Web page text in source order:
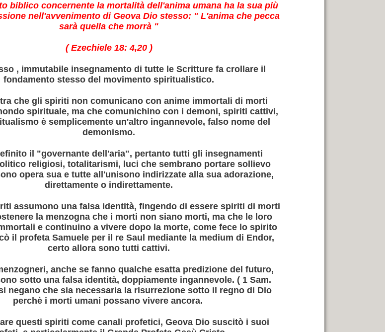
biblico concernente la mortalità dell'anima umana ha la sua più
nell'avvenimento di Geova Dio stesso: " L'anima che pecca
sarà quella che morrà "
( Ezechiele 18: 4,20 )
, immutabile insegnamento di tutte le Scritture fa crollare il
fondamento stesso del movimento spiritualistico.
che gli spiriti non comunicano con anime immortali di morti
spirituale, ma che comunichino con i demoni, spiriti cattivi,
è semplicemente un'altro ingannevole, falso nome del
demonismo.
il "governante dell'aria", pertanto tutti gli insegnamenti
religiosi, totalitarismi, luci che sembrano portare sollievo
opera sua e tutte all'unisono indirizzate alla sua adorazione,
direttamente o indirettamente.
assumono una falsa identità, fingendo di essere spiriti di morti
la menzogna che i morti non siano morti, ma che le loro
e continuino a vivere dopo la morte, come fece lo spirito
il profeta Samuele per il re Saul mediante la medium di Endor,
certo allora sono tutti cattivi.
anche se fanno qualche esatta predizione del futuro,
sotto una falsa identità, doppiamente ingannevole. ( 1 Sam.
negano che sia necessaria la risurrezione sotto il regno di Dio
perchè i morti umani possano vivere ancora.
questi spiriti come canali profetici, Geova Dio suscitò i suoi